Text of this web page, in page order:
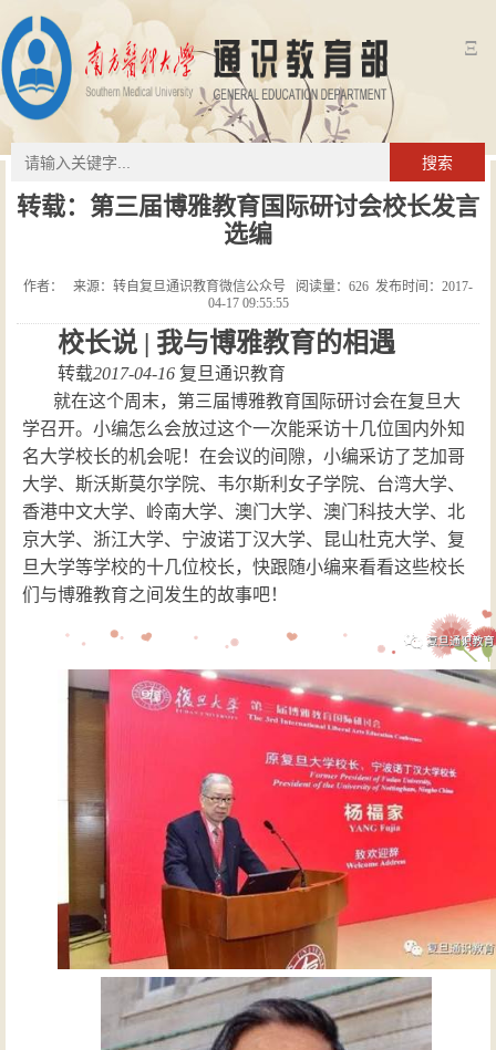
Ξ
搜索
转载：第三届博雅教育国际研讨会校长发言
选编
作者： 来源：转自复旦通识教育微信公众号 阅读量： 626 发布时间：2017-
04-17 09:55:55
校长说 | 我与博雅教育的相遇
转载2017-04-16 复旦通识教育
就在这个周末，第三届博雅教育国际研讨会在复旦大
学召开。小编怎么会放过这个一次能采访十几位国内外知
名大学校长的机会呢！在会议的间隙，小编采访了芝加哥
大学、斯沃斯莫尔学院、韦尔斯利女子学院、台湾大学、
香港中文大学、岭南大学、澳门大学、澳门科技大学、北
京大学、浙江大学、宁波诺丁汉大学、昆山杜克大学、复
旦大学等学校的十几位校长，快跟随小编来看看这些校长
们与博雅教育之间发生的故事吧！